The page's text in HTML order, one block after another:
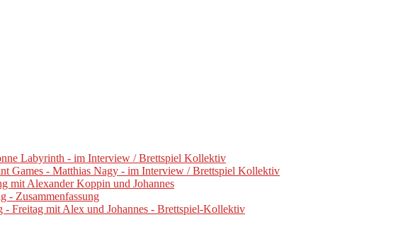
Labyrinth - im Interview / Brettspiel Kollektiv
Games - Matthias Nagy - im Interview / Brettspiel Kollektiv
mit Alexander Koppin und Johannes
- Zusammenfassung
- Freitag mit Alex und Johannes - Brettspiel-Kollektiv